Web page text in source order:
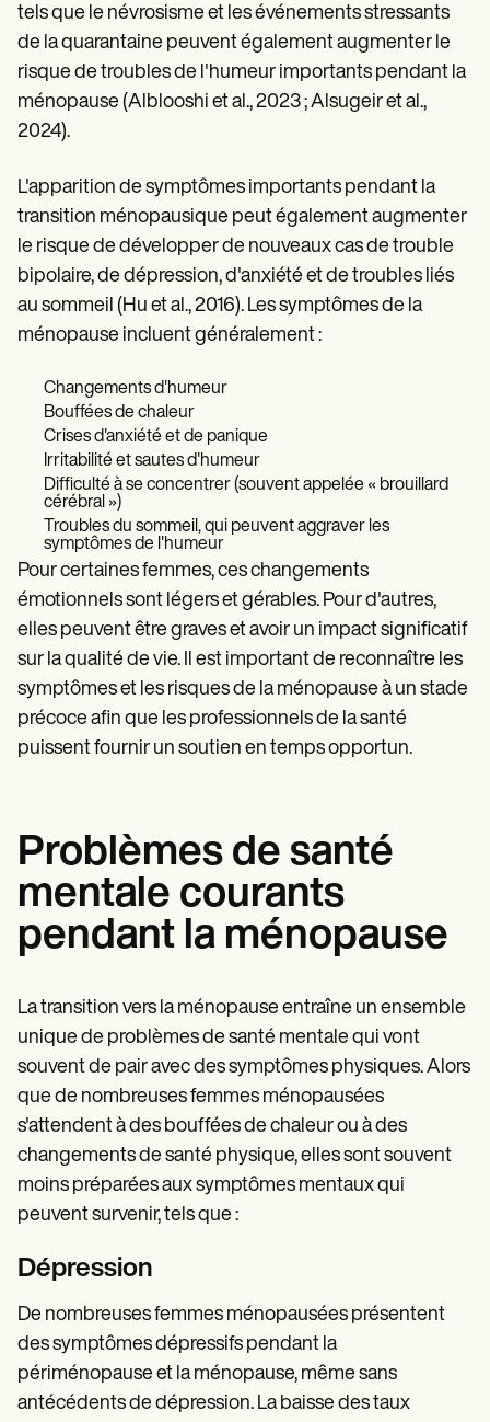
tels que le névrosisme et les événements stressants
de la quarantaine peuvent également augmenter le
risque de troubles de l'humeur importants pendant la
ménopause (Alblooshi et al., 2023 ; Alsugeir et al.,
2024).
L'apparition de symptômes importants pendant la
transition ménopausique peut également augmenter
le risque de développer de nouveaux cas de trouble
bipolaire, de dépression, d'anxiété et de troubles liés
au sommeil (Hu et al., 2016). Les symptômes de la
ménopause incluent généralement :
Changements d'humeur
Bouffées de chaleur
Crises d'anxiété et de panique
Irritabilité et sautes d'humeur
Difficulté à se concentrer (souvent appelée « brouillard
cérébral »)
Troubles du sommeil, qui peuvent aggraver les
symptômes de l'humeur
Pour certaines femmes, ces changements
émotionnels sont légers et gérables. Pour d'autres,
elles peuvent être graves et avoir un impact significatif
sur la qualité de vie. Il est important de reconnaître les
symptômes et les risques de la ménopause à un stade
précoce afin que les professionnels de la santé
puissent fournir un soutien en temps opportun.
Problèmes de santé
mentale courants
pendant la ménopause
La transition vers la ménopause entraîne un ensemble
unique de problèmes de santé mentale qui vont
souvent de pair avec des symptômes physiques. Alors
que de nombreuses femmes ménopausées
s'attendent à des bouffées de chaleur ou à des
changements de santé physique, elles sont souvent
moins préparées aux symptômes mentaux qui
peuvent survenir, tels que :
Dépression
De nombreuses femmes ménopausées présentent
des symptômes dépressifs pendant la
périménopause et la ménopause, même sans
antécédents de dépression. La baisse des taux